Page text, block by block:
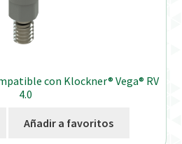
con Klockner® Vega® RV
4.0
Añadir a favoritos